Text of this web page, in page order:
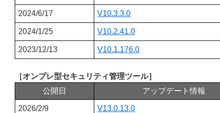
2024/6/17 V10.3.3.0
2024/1/25 V10.2.41.0
2023/12/13 V10.1.176.0
［オンプレ型セキュリティ管理ツール］
公開日
アップデート情報
2026/2/9 V13.0.13.0